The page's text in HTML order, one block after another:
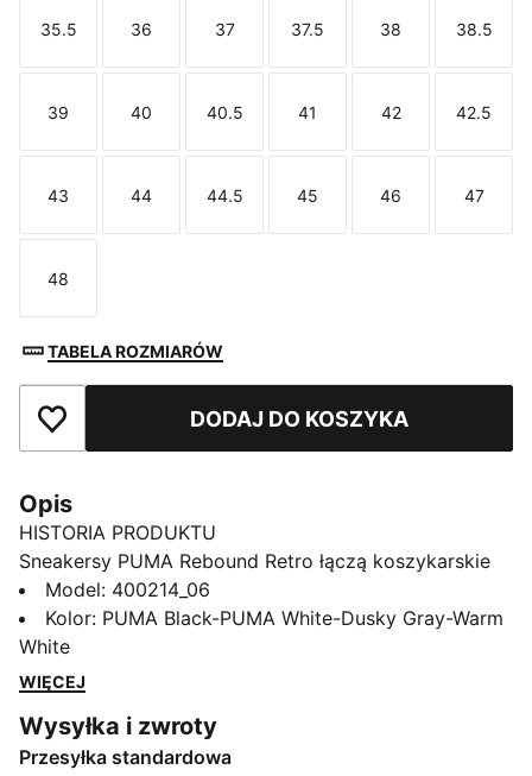
Rozmiar
35.5
Rozmiar
36
Rozmiar
37
Rozmiar
37.5
Rozmiar
38 38.5
Rozmiar
39
Rozmiar
40
Rozmiar
40.5
Rozmiar
41
Rozmiar
42 42.5
Rozmiar
43
Rozmiar
44
Rozmiar
44.5
Rozmiar
45
Rozmiar
46 47
Rozmiar
48
TABELA ROZMIARÓW
Dodaj do ulubionychDODAJ DO KOSZYKA
Opis
HISTORIA PRODUKTU
Sneakersy PUMA Rebound Retro łączą koszykarskie
dziedzictwo z ulicznym stylem. Mają perforowaną
syntetyczną cholewkę i wkładkę SOFTFOAM+ oraz
podeszwę SOFTRIDE zapewniającą amortyzację przez
cały dzień. Spraw, aby każdy twój krok był efektowny
CECHY + KORZYŚCI
SOFTFOAM+: wygodna wkładka wewnętrzna
Model: 400214_06
Kolor: PUMA Black-PUMA White-Dusky Gray-Warm
White
WIĘCEJ
Wysyłka i zwroty
Przesyłka standardowa